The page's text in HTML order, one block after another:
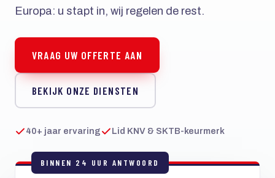
Europa: u stapt in, wij regelen de rest.
VRAAG UW OFFERTE AAN
BEKIJK ONZE DIENSTEN
40+ jaar ervaring Lid KNV & SKTB-keurmerk
BINNEN 24 UUR ANTWOORD